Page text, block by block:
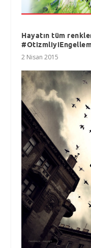
Hayatın tüm
2 Nisan 2015